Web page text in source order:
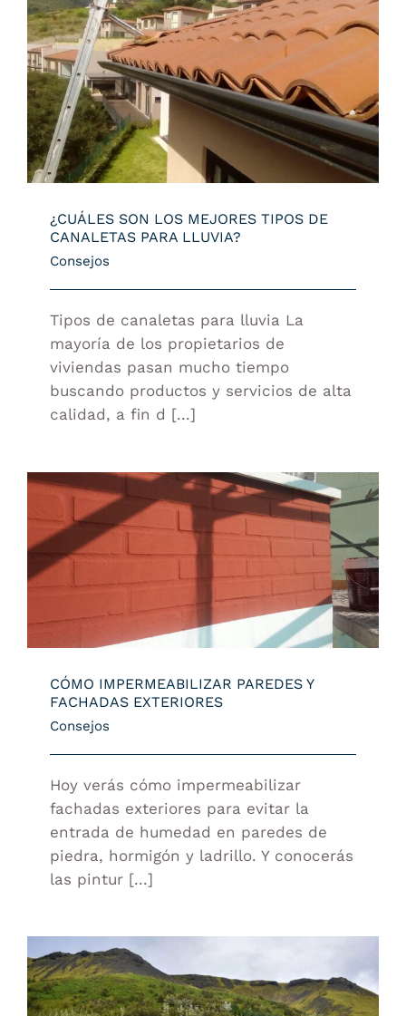
¿CUÁLES SON LOS MEJORES TIPOS DE
CANALETAS PARA LLUVIA?
¿CUÁLES SON LOS MEJORES TIPOS DE
CANALETAS PARA LLUVIA?
Consejos
Tipos de canaletas para lluvia La
mayoría de los propietarios de
viviendas pasan mucho tiempo
buscando productos y servicios de alta
calidad, a fin d [...]
CÓMO IMPERMEABILIZAR PAREDES Y
FACHADAS EXTERIORES
CÓMO IMPERMEABILIZAR PAREDES Y
FACHADAS EXTERIORES
Consejos
Hoy verás cómo impermeabilizar
fachadas exteriores para evitar la
entrada de humedad en paredes de
piedra, hormigón y ladrillo. Y conocerás
las pintur [...]